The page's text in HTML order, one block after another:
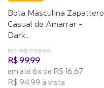
Bota Masculina Zapattero
Casual de Amarrar -
Dark...
DE: R$ 229,90
R$ 99,99
em até 6x de R$ 16,67
R$ 94,99 à vista